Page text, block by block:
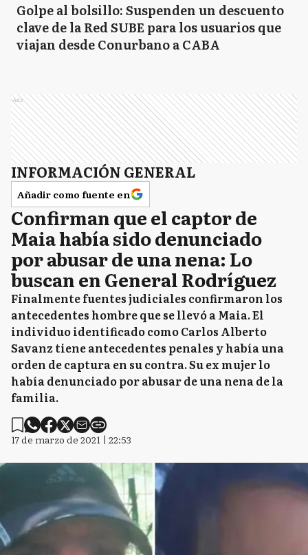
Golpe al bolsillo: Suspenden un descuento
clave de la Red SUBE para los usuarios que
viajan desde Conurbano a CABA
Ads
INFORMACIÓN GENERAL
Añadir como fuente en
Confirman que el captor de
Maia había sido denunciado
por abusar de una nena: Lo
buscan en General Rodríguez
Finalmente fuentes judiciales confirmaron los
antecedentes hombre que se llevó a Maia. El
individuo identificado como Carlos Alberto
Savanz tiene antecedentes penales y había una
orden de captura en su contra. Su ex mujer lo
había denunciado por abusar de una nena de la
familia.
17 de marzo de 2021 | 22:53